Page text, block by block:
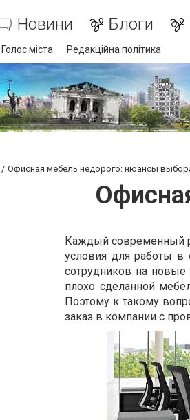
Новини Блоги
Голос міста Редакційна політика
Офисная мебель недорого: нюансы
Каждый современный
условия для работы в
сотрудников на
плохо сделанной
Поэтому к такому
заказ в компании с